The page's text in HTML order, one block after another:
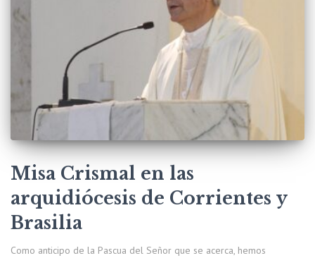
Misa Crismal en las
arquidiócesis de Corrientes y
Brasilia
Como anticipo de la Pascua del Señor que se acerca, hemos